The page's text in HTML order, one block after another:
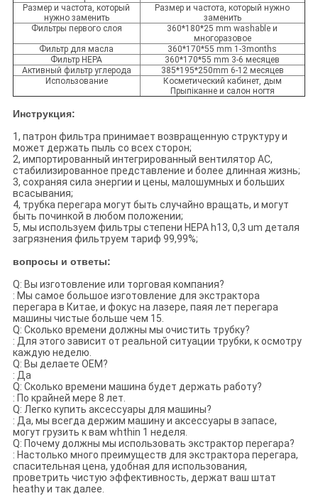
Размер и частота, который
нужно заменить
Размер и частота, который нужно
заменить
Фильтры первого слоя
360*180*25 mm washable и
многоразовое
Фильтр для масла
360*170*55 mm 1-3months
Фильтр HEPA
360*170*55 mm 3-6 месяцев
Активный фильтр углерода
385*195*250mm 6-12 месяцев
Использование
Косметический кабинет, дым
Прыпіканне и салон ногтя
Инструкция:
1, патрон фильтра принимает возвращенную структуру и
может держать пыль со всех сторон;
2, импортированный интегрированный вентилятор AC,
стабилизированное представление и более длинная жизнь;
3, сохраняя сила энергии и цены, малошумных и больших
всасывания;
4, трубка перегара могут быть случайно вращать, и могут
быть починкой в любом положении;
5, мы используем фильтры степени HEPA h13, 0,3 um деталя
загрязнения фильтруем тариф 99,99%;
вопросы и ответы:
Q: Вы изготовление или торговая компания?
: Мы самое большое изготовление для экстрактора
перегара в Китае, и фокус на лазере, паяя лет перегара
машины чистые больше чем 15.
Q: Сколько времени должны мы очистить трубку?
: Для этого зависит от реальной ситуации трубки, к осмотру
каждую неделю.
Q: Вы делаете OEM?
: Да
Q: Сколько времени машина будет держать работу?
: По крайней мере 8 лет.
Q: Легко купить аксессуары для машины?
: Да, мы всегда держим машину и аксессуары в запасе,
могут грузить к вам whthin 1 неделя.
Q: Почему должны мы использовать экстрактор перегара?
: Настолько много преимуществ для экстрактора перегара,
спасительная цена, удобная для использования,
проветрить чистую эффективность, держат ваш штат
heathy и так далее.